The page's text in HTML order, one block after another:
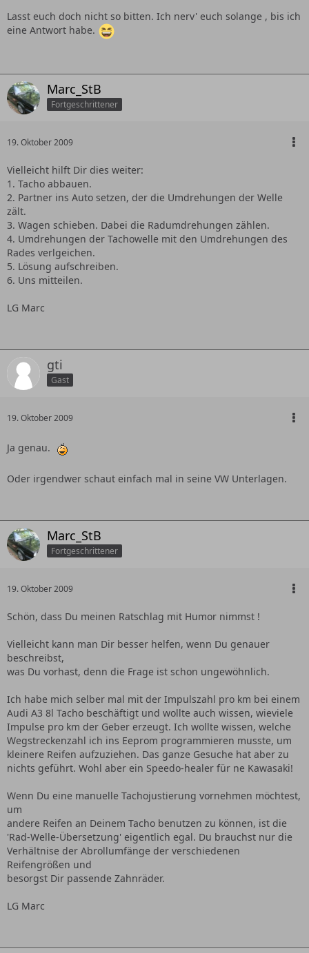
Lasst euch doch nicht so bitten. Ich nerv' euch solange , bis ich
eine Antwort habe.
Marc_StB
Fortgeschrittener
19. Oktober 2009
Vielleicht hilft Dir dies weiter:
1. Tacho abbauen.
2. Partner ins Auto setzen, der die Umdrehungen der Welle
zält.
3. Wagen schieben. Dabei die Radumdrehungen zählen.
4. Umdrehungen der Tachowelle mit den Umdrehungen des
Rades verlgeichen.
5. Lösung aufschreiben.
6. Uns mitteilen.
LG Marc
gti
Gast
19. Oktober 2009
Ja genau.
Oder irgendwer schaut einfach mal in seine VW Unterlagen.
Marc_StB
Fortgeschrittener
19. Oktober 2009
Schön, dass Du meinen Ratschlag mit Humor nimmst !
Vielleicht kann man Dir besser helfen, wenn Du genauer
beschreibst,
was Du vorhast, denn die Frage ist schon ungewöhnlich.
Ich habe mich selber mal mit der Impulszahl pro km bei einem
Audi A3 8l Tacho beschäftigt und wollte auch wissen, wieviele
Impulse pro km der Geber erzeugt. Ich wollte wissen, welche
Wegstreckenzahl ich ins Eeprom programmieren musste, um
kleinere Reifen aufzuziehen. Das ganze Gesuche hat aber zu
nichts geführt. Wohl aber ein Speedo-healer für ne Kawasaki!
Wenn Du eine manuelle Tachojustierung vornehmen möchtest,
um
andere Reifen an Deinem Tacho benutzen zu können, ist die
'Rad-Welle-Übersetzung' eigentlich egal. Du brauchst nur die
Verhältnise der Abrollumfänge der verschiedenen
Reifengrößen und
besorgst Dir passende Zahnräder.
LG Marc